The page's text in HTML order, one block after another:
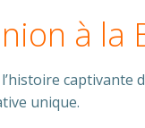
à
l’histoire
unique.